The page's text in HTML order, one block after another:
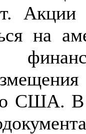
на
США.